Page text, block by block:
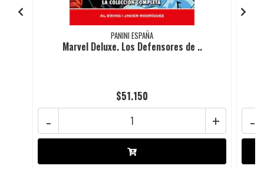
PANINI ESPAÑA
Marvel Deluxe. Los Defensores de ..
$51.150
+
- -